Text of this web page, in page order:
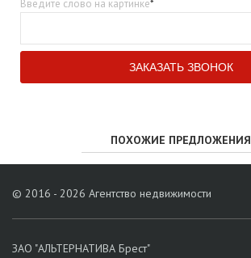
Введите слово на картинке*
ПОХОЖИЕ ПРЕДЛОЖЕНИЯ
© 2016 - 2026 Агентство недвижимости
ЗАО "АЛЬТЕРНАТИВА Брест"